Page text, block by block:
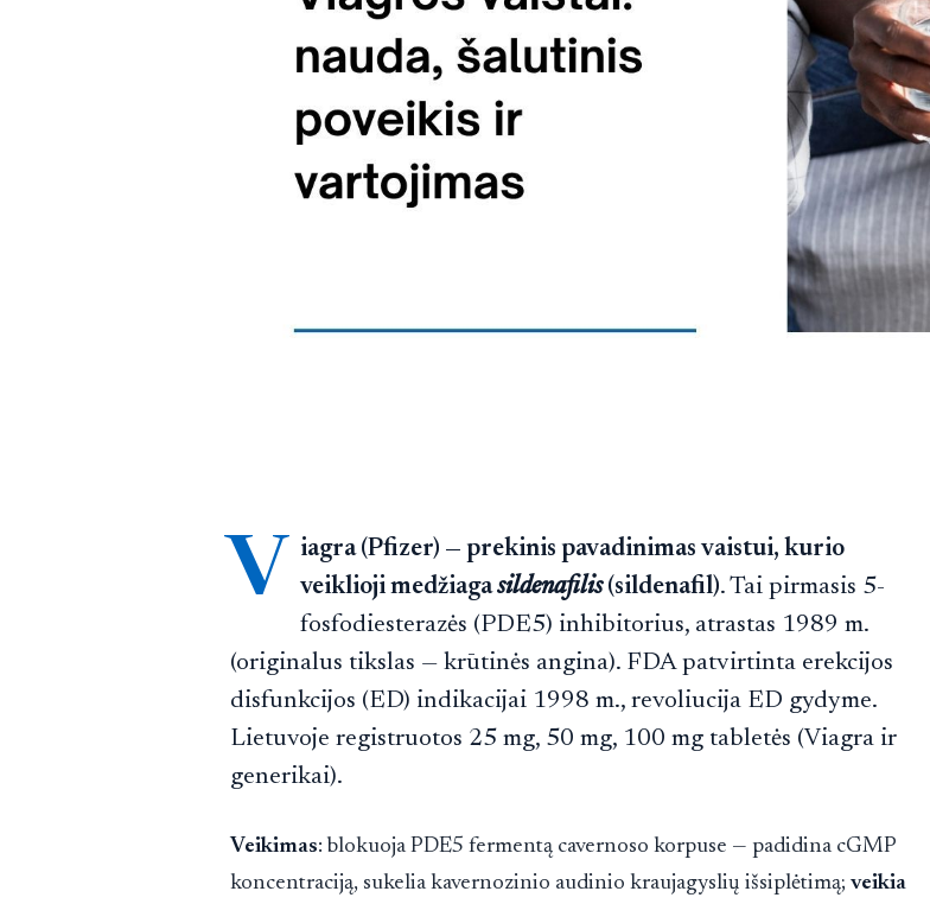
V
iagra (Pfizer) — prekinis pavadinimas vaistui, kurio
veiklioji medžiagasildenafilis(sildenafil). Tai pirmasis 5-
fosfodiesterazės (PDE5) inhibitorius, atrastas 1989 m.
(originalus tikslas — krūtinės angina). FDA patvirtinta erekcijos
disfunkcijos (ED) indikacijai 1998 m., revoliucija ED gydyme.
Lietuvoje registruotos 25 mg, 50 mg, 100 mg tabletės (Viagra ir
generikai).
Veikimas: blokuoja PDE5 fermentą cavernoso korpuse — padidina cGMP
koncentraciją, sukelia kavernozinio audinio kraujagyslių išsiplėtimą; veikia